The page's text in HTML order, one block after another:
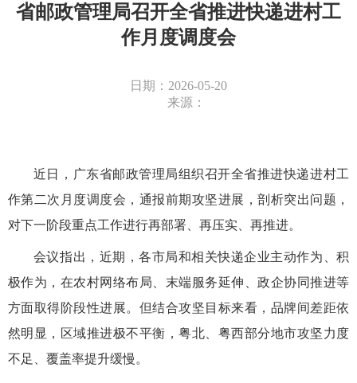
省邮政管理局召开全省推进快递进村工
作月度调度会
日期：2026-05-20
来源：
近日 ， 广东省邮政管理局组织召开全省推进快递进村工
作第二次月度调度会， 通报前期攻坚进展，剖析突出问题，
对下一阶段重点工作进行再部署、再压实、再推进。
会议指出，近期，各市局和相关快递企业主动作为、积
极作为，在农村网络布局、末端服务延伸、政企协同推进等
方面取得阶段性进展。但结合攻坚目标来看，品牌间差距依
然明显，区域推进极不平衡，粤北、粤西部分地市攻坚力度
不足、覆盖率提升缓慢。